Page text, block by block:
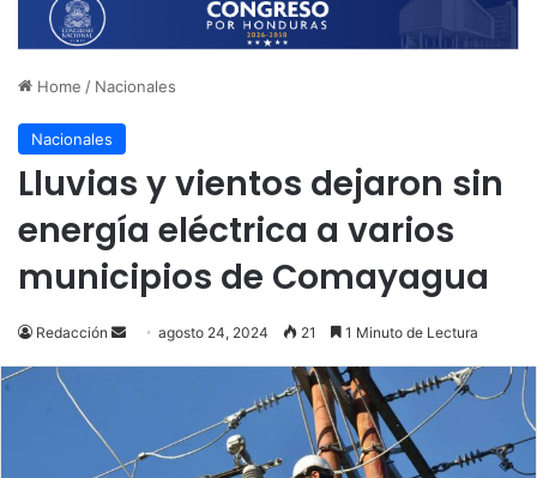
Home / Nacionales
Nacionales
Lluvias y vientos dejaron sin
energía eléctrica a varios
municipios de Comayagua
Redacción
Sendagosto 24, 2024 21 1 Minuto de Lectura